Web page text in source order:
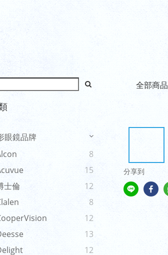
眼鏡品牌
8
15
士倫
12
8
12
13
12
全部商品
分享到